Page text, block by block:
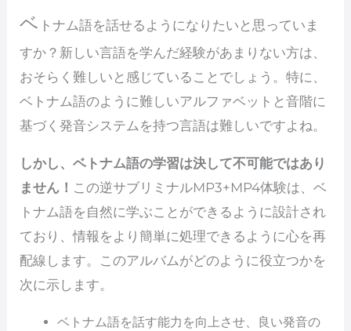
ベ トナム語を話せるようになりたいと思っていま
すか？新しい言語を学んだ経験があまりない方は、
おそらく難しいと感じていることでしょう。特に、
ベトナム語のように難しいアルファベットと音階に
基づく発音システムを持つ言語は難しいですよね。
しかし、ベトナム語の学習は決して不可能ではあり
ません！ この逆サブリミナルMP3+MP4体験は、ベ
トナム語を自然に学ぶことができるように設計され
ており、情報をより簡単に処理できるように心を再
配線します。このアルバムがどのように役立つかを
次に示します。
ベトナム語を話す能力を向上させ、良い発音の